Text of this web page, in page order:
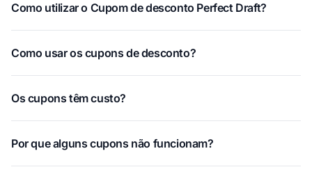
Como utilizar o Cupom de desconto Perfect Draft?
Como usar os cupons de desconto?
Os cupons têm custo?
Por que alguns cupons não funcionam?